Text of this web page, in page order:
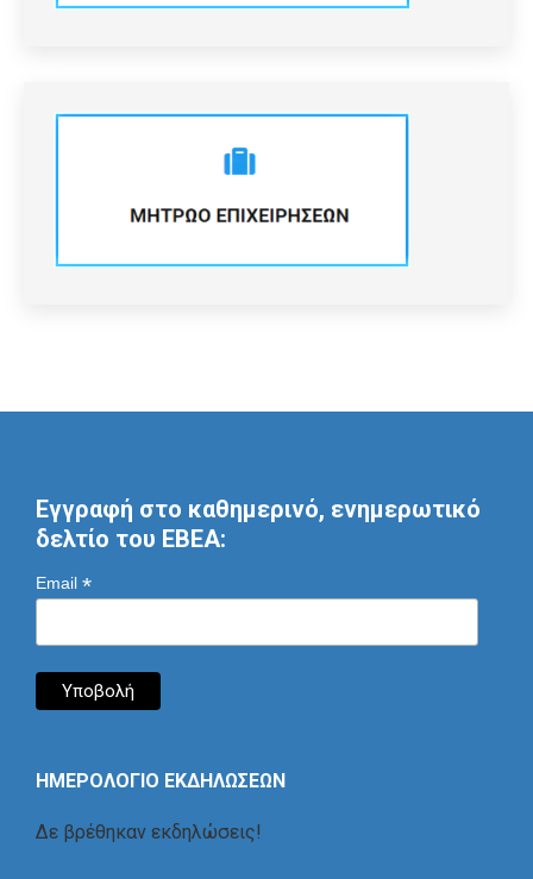
Εγγραφή στο καθημερινό, ενημερωτικό
δελτίο του ΕΒΕΑ:
Email *
ΗΜΕΡΟΛΟΓΙΟ ΕΚΔΗΛΩΣΕΩΝ
Δε βρέθηκαν εκδηλώσεις!